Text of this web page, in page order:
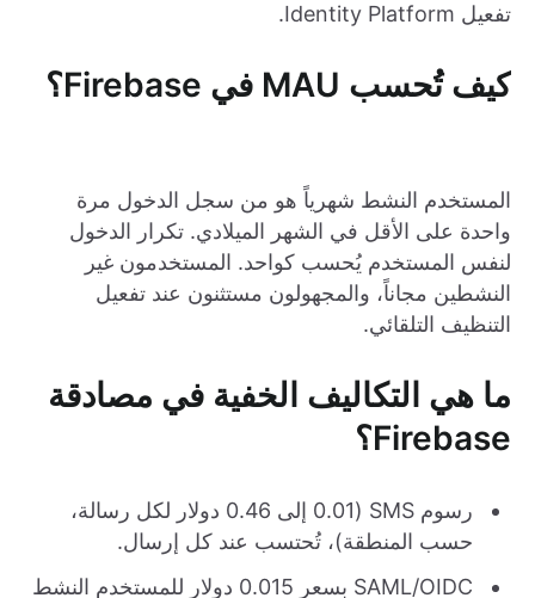
تفعيل Identity Platform.
كيف تُحسب MAU في Firebase؟
المستخدم النشط شهرياً هو من سجل الدخول مرة
واحدة على الأقل في الشهر الميلادي. تكرار الدخول
لنفس المستخدم يُحسب كواحد. المستخدمون غير
النشطين مجاناً، والمجهولون مستثنون عند تفعيل
التنظيف التلقائي.
ما هي التكاليف الخفية في مصادقة
Firebase؟
رسوم SMS (0.01 إلى 0.46 دولار لكل رسالة،
حسب المنطقة)، تُحتسب عند كل إرسال.
SAML/OIDC بسعر 0.015 دولار للمستخدم النشط